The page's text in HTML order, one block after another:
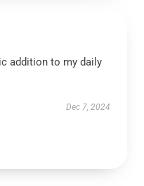
addition to my daily
Dec 7, 2024